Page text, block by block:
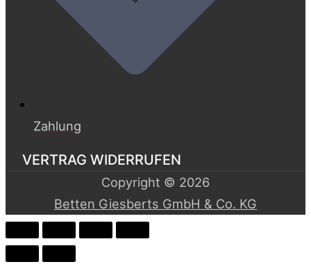
Zahlung
VERTRAG WIDERRUFEN
Copyright © 2026
Betten Giesberts GmbH & Co. KG